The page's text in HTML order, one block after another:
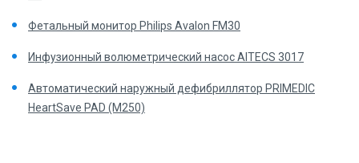
Фетальный монитор Philips Avalon FM30
Инфузионный волюметрический насос AITECS 3017
Автоматический наружный дефибриллятор PRIMEDIC
HeartSave PAD (M250)